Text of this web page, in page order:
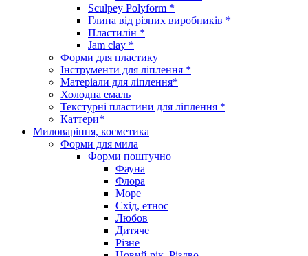
Sculpey Polyform *
Глина від різних виробників *
Пластилін *
Jam clay *
Форми для пластику
Інструменти для ліплення *
Матеріали для ліплення*
Холодна емаль
Текстурні пластини для ліплення *
Каттери*
Миловаріння, косметика
Форми для мила
Форми поштучно
Фауна
Флора
Море
Схід, етнос
Любов
Дитяче
Різне